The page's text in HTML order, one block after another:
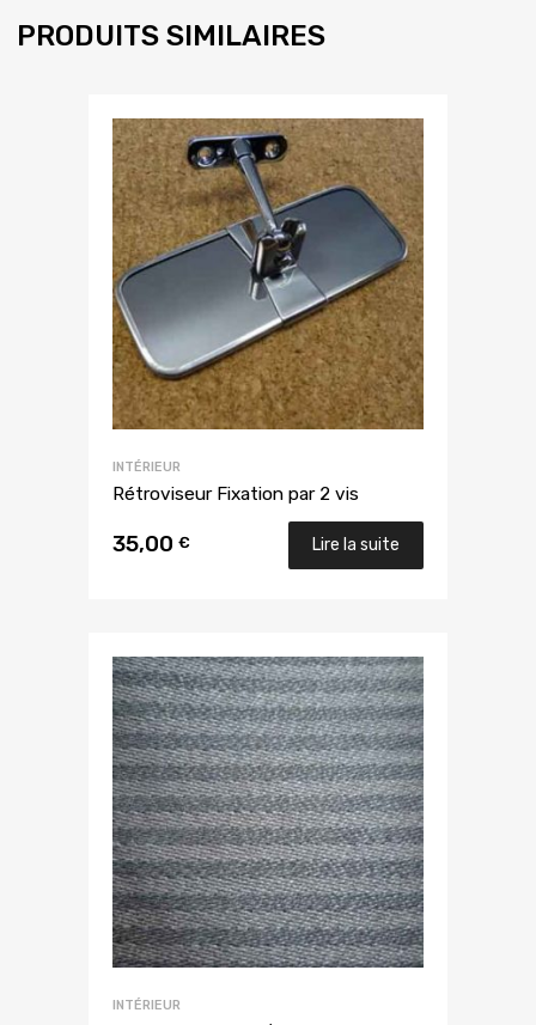
PRODUITS SIMILAIRES
INTÉRIEUR
Rétroviseur Fixation par 2 vis
35,00 € Lire la suite
INTÉRIEUR